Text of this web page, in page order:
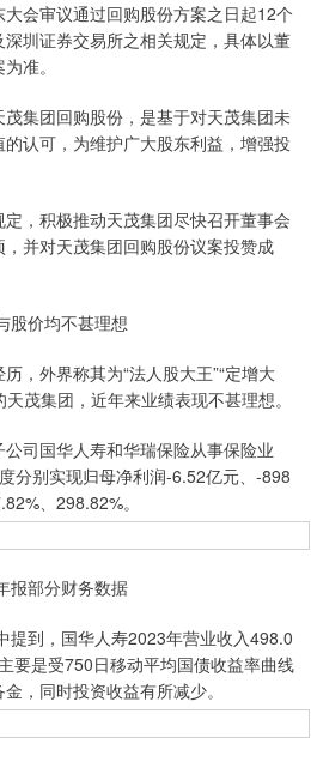
会审议通过回购股份方案之日起12个
圳证券交易所之相关规定，具体以董
准。
集团回购股份，是基于对天茂集团未
认可，为维护广大股东利益，增强投
，积极推动天茂集团尽快召开董事会
并对天茂集团回购股份议案投赞成
股价均不甚理想
外界称其为“法人股大王”“定增大
茂集团，近年来业绩表现不甚理想。
司国华人寿和华瑞保险从事保险业
分别实现归母净利润-6.52亿元、-898
、298.82%。
部分财务数据
到，国华人寿2023年营业收入498.0
要是受750日移动平均国债收益率曲线
，同时投资收益有所减少。